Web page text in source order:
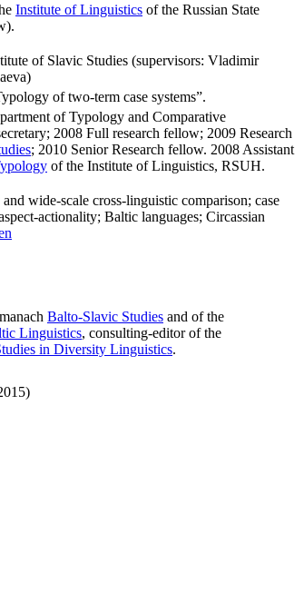
Institute of Linguistics of the Russian State
of Slavic Studies (supervisors: Vladimir
of two-term case systems”.
of Typology and Comparative
2008 Full research fellow; 2009 Research
; 2010 Senior Research fellow. 2008 Assistant
of the Institute of Linguistics, RSUH.
wide-scale cross-linguistic comparison; case
actionality; Baltic languages; Circassian
Balto-Slavic Studies and of the
Linguistics, сonsulting-editor of the
in Diversity Linguistics.